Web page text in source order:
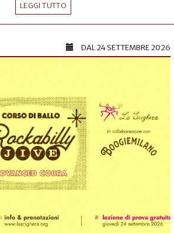
LEGGI TUTTO
DAL24 SETTEMBRE 2026